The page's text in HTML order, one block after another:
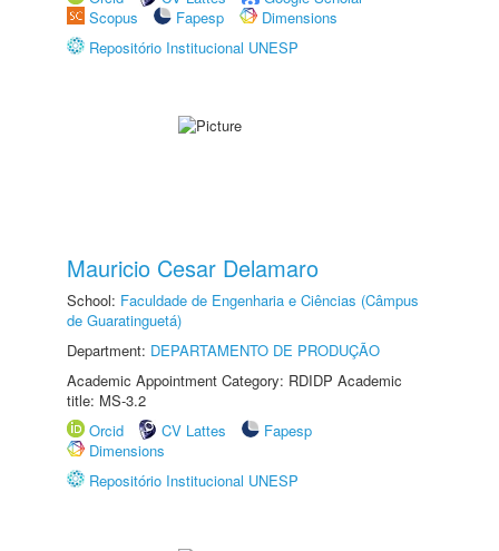
Scopus
Fapesp
Dimensions
Repositório Institucional UNESP
Mauricio Cesar Delamaro
School: Faculdade de Engenharia e Ciências (Câmpus
de Guaratinguetá)
Department: DEPARTAMENTO DE PRODUÇÃO
Academic Appointment Category: RDIDP Academic
title: MS-3.2
Orcid
CV Lattes
Fapesp
Dimensions
Repositório Institucional UNESP